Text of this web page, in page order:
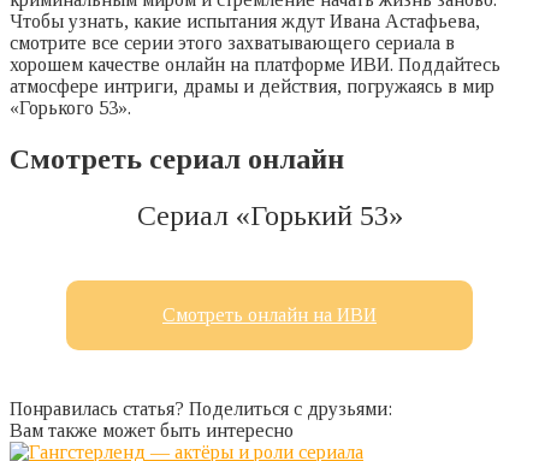
Чтобы узнать, какие испытания ждут Ивана Астафьева,
смотрите все серии этого захватывающего сериала в
хорошем качестве онлайн на платформе ИВИ. Поддайтесь
атмосфере интриги, драмы и действия, погружаясь в мир
«Горького 53».
Смотреть сериал онлайн
Сериал «Горький 53»
Смотреть онлайн на ИВИ
Понравилась статья? Поделиться с друзьями:
Вам также может быть интересно